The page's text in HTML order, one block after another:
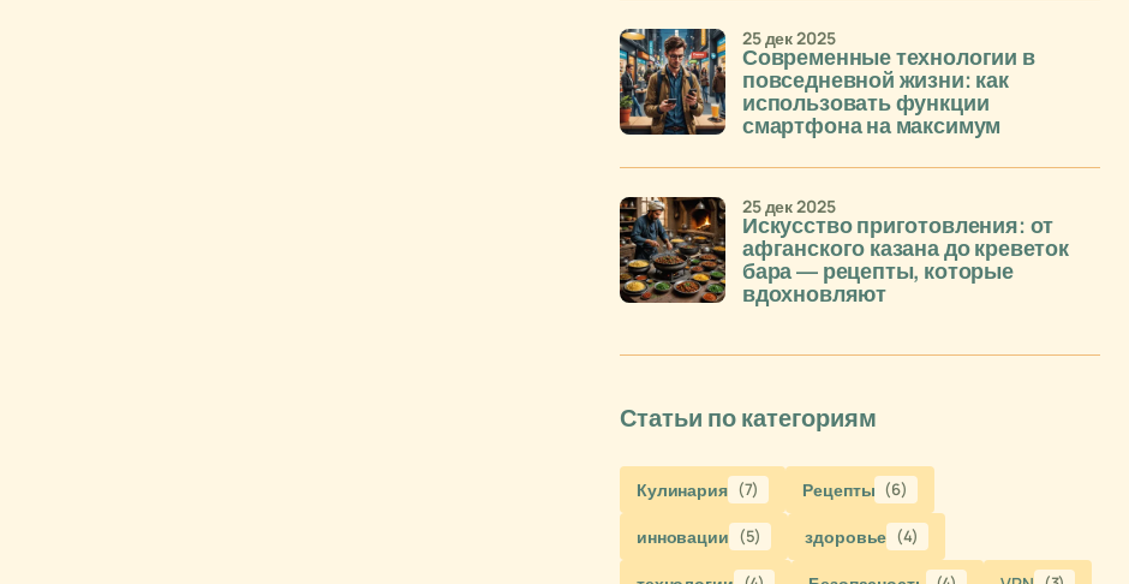
Современные технологии в
повседневной жизни: как
использовать функции
смартфона на максимум
25 дек 2025
Искусство приготовления: от
афганского казана до креветок
бара — рецепты, которые
вдохновляют
25 дек 2025
Статьи по категориям
Кулинария (7) Рецепты (6)
инновации (5) здоровье (4)